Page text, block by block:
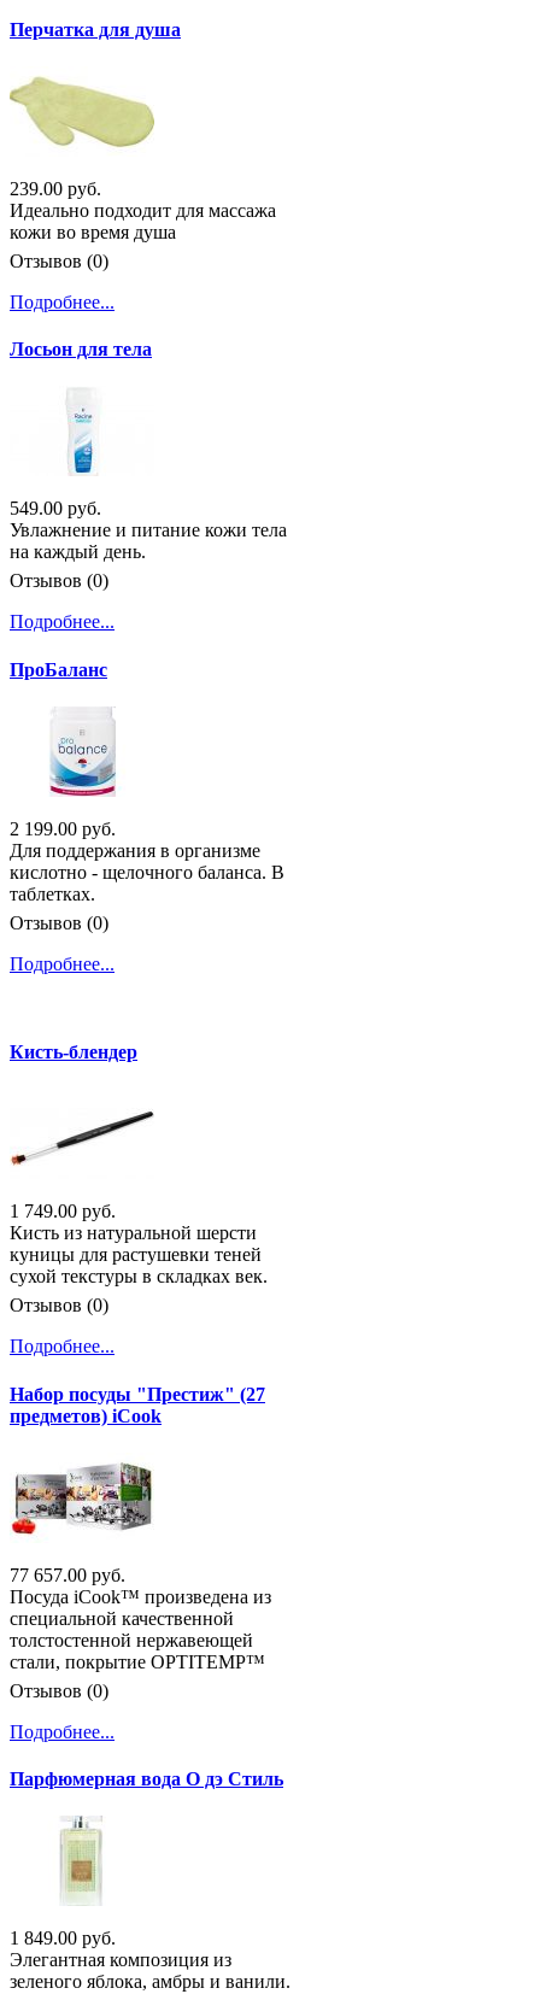
Перчатка для душа
239.00 руб.
Идеально подходит для массажа
кожи во время душа
Отзывов (0)
Подробнее...
Лосьон для тела
549.00 руб.
Увлажнение и питание кожи тела
на каждый день.
Отзывов (0)
Подробнее...
ПроБаланс
2 199.00 руб.
Для поддержания в организме
кислотно - щелочного баланса. В
таблетках.
Отзывов (0)
Подробнее...
Кисть-блендер
1 749.00 руб.
Кисть из натуральной шерсти
куницы для растушевки теней
сухой текстуры в складках век.
Отзывов (0)
Подробнее...
Набор посуды "Престиж" (27
предметов) iCook
77 657.00 руб.
Посуда iCook™ произведена из
специальной качественной
толстостенной нержавеющей
стали, покрытие OPTITEMP™
Отзывов (0)
Подробнее...
Парфюмерная вода О дэ Стиль
1 849.00 руб.
Элегантная композиция из
зеленого яблока, амбры и ванили.